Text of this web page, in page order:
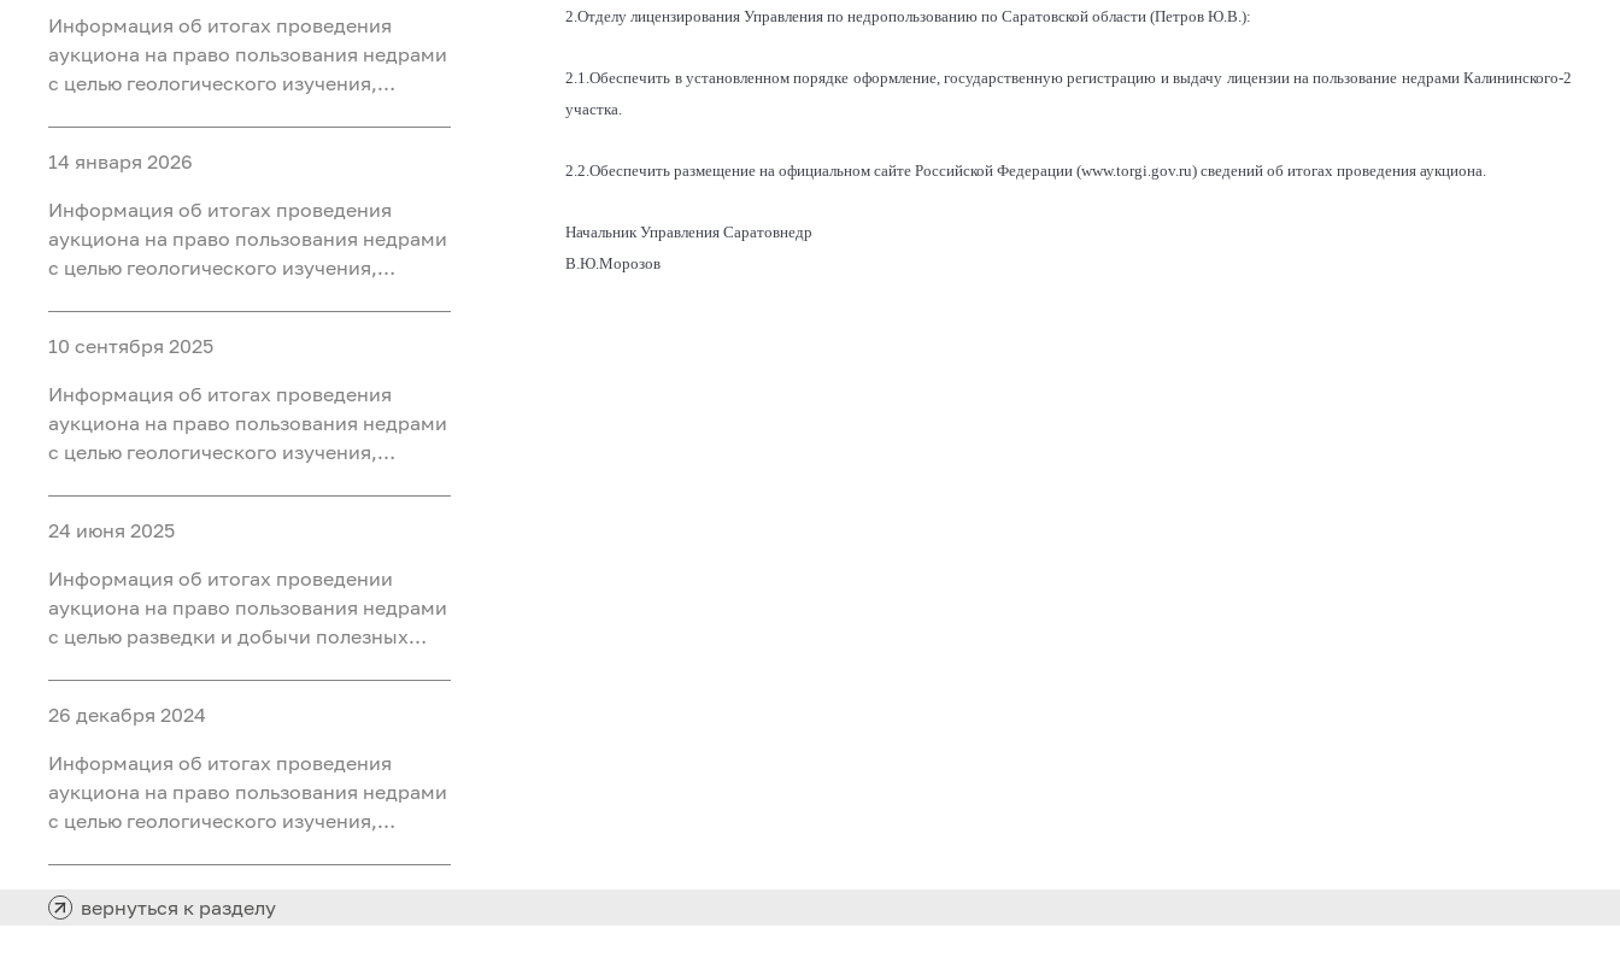
территории Белоярского района Ханты-
Мансийского автономного округа - Югры
Информация об итогах проведения
аукциона на право пользования недрами
с целью геологического изучения,
«Западно-Нятлонгский»,
расположенного на территории
Сургутского района Ханты-Мансийского
автономного округа - Югры
14 января 2026
Информация об итогах проведения
аукциона на право пользования недрами
с целью геологического изучения,
«Восточно-Камский», расположенного
на территории Ханты-Мансийского
района Ханты-Мансийского
автономного округа - Югры
10 сентября 2025
Информация об итогах проведения
аукциона на право пользования недрами
с целью геологического изучения,
«Бобровый», расположенного в
Уватском районе Тюменской области
24 июня 2025
Информация об итогах проведении
аукциона на право пользования недрами
с целью разведки и добычи полезных
недр «Северный 2 Шадринского
месторождения» в Курганской области
26 декабря 2024
Информация об итогах проведения
аукциона на право пользования недрами
с целью геологического изучения,
«Южно-Хангокуртский» в Ханты-
2.Отделу лицензирования Управления по недропользованию по Саратовской области (Петров Ю.В.):
2.1.Обеспечить в установленном порядке оформление, государственную регистрацию и выдачу лицензии на пользование недрами Калининского-2
участка.
2.2.Обеспечить размещение на официальном сайте Российской Федерации (www.torgi.gov.ru) сведений об итогах проведения аукциона.
Начальник Управления Саратовнедр
В.Ю.Морозов
вернуться к разделу